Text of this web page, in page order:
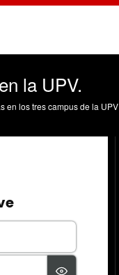
la UPV.
en los tres campus de la UPV